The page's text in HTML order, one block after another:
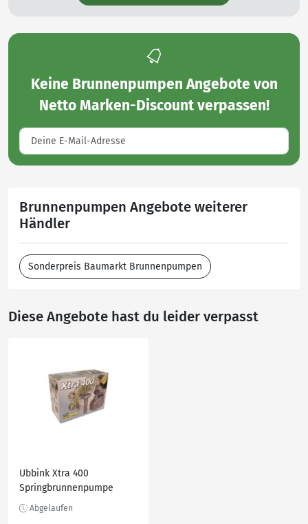
Keine Brunnenpumpen Angebote von
Netto Marken-Discountverpassen!
Brunnenpumpen Angebote weiterer
Händler
Sonderpreis Baumarkt Brunnenpumpen
Diese Angebote hast du leider verpasst
Ubbink Xtra 400
Springbrunnenpumpe